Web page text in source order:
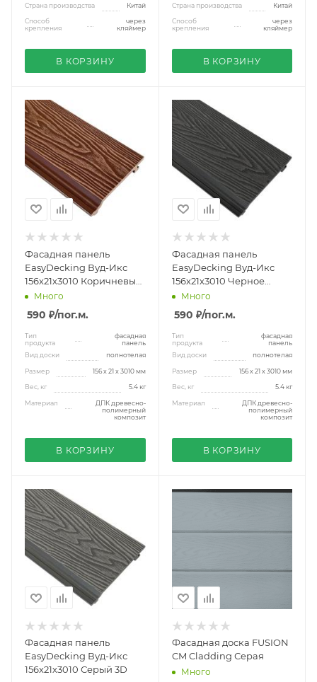
Страна производства
Китай
Способ
крепления
через
кляймер
В КОРЗИНУ
Страна производства
Китай
Способ
крепления
через
кляймер
В КОРЗИНУ
Фасадная панель
EasyDecking Вуд-Икс
156х21х3010 Коричневый
3DМного
590 ₽/пог.м.
Тип
продукта
фасадная
панель
Вид доски
полнотелая
Размер 156 х 21 x 3010 мм
Вес, кг 5.4 кг
Материал
ДПК древесно-
полимерный
композит
В КОРЗИНУ
Фасадная панель
EasyDecking Вуд-Икс
156х21х3010 Черное
дерево 3D
Много
590 ₽/пог.м.
Тип
продукта
фасадная
панель
Вид доски
полнотелая
Размер 156 х 21 x 3010 мм
Вес, кг 5.4 кг
Материал
ДПК древесно-
полимерный
композит
В КОРЗИНУ
Фасадная панель
EasyDecking Вуд-Икс
156х21х3010 Серый 3D
Фасадная доска FUSION
CM Cladding Серая
Много